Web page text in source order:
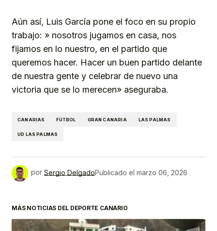
Aún así, Luis García pone el foco en su propio
trabajo: » nosotros jugamos en casa, nos
fijamos en lo nuestro, en el partido que
queremos hacer. Hacer un buen partido delante
de nuestra gente y celebrar de nuevo una
victoria que se lo merecen» aseguraba.
CANARIAS FÚTBOL GRAN CANARIA LAS PALMAS
UD LAS PALMAS
por Sergio DelgadoPublicado el marzo 06, 2026
MÁS NOTICIAS DEL DEPORTE CANARIO